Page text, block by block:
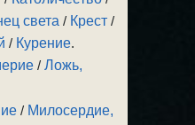
света / Крест /
/ Курение.
/Ложь,
/ Милосердие,